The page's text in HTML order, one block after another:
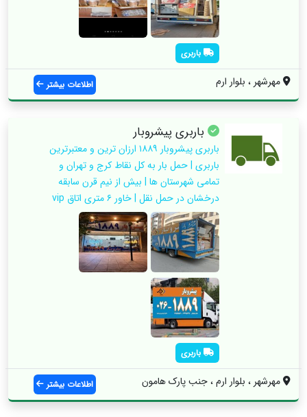
باربری
مهرشهر ، بلوار ارم اطلاعات بیشتر
باربری پیشروبار
باربری پیشروبار ۱۸۸۹ ارزان ترین و معتبرترین
باربری | حمل بار به کل نقاط کرج و تهران و
تمامی شهرستان ها | بیش از نیم قرن سابقه
درخشان در حمل نقل | خاور ۶ متری اتاق vip
باربری
مهرشهر ، بلوار ارم ، جنب پارک هامون اطلاعات بیشتر